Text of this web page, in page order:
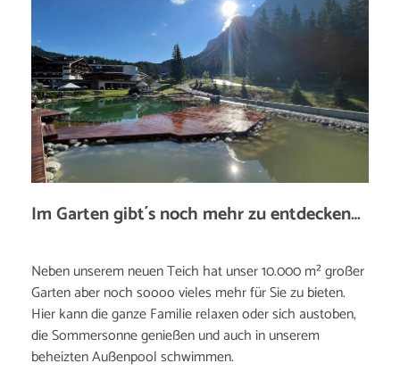
Im Garten gibt´s noch mehr zu entdecken…
Neben unserem neuen Teich hat unser 10.000 m² großer
Garten aber noch soooo vieles mehr für Sie zu bieten.
Hier kann die ganze Familie relaxen oder sich austoben,
die Sommersonne genießen und auch in unserem
beheizten Außenpool schwimmen.